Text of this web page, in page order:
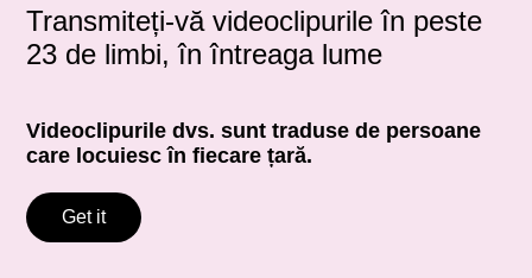
Transmiteți-vă videoclipurile în peste
23 de limbi, în întreaga lume
Videoclipurile dvs. sunt traduse de persoane
care locuiesc în fiecare țară.
Get it